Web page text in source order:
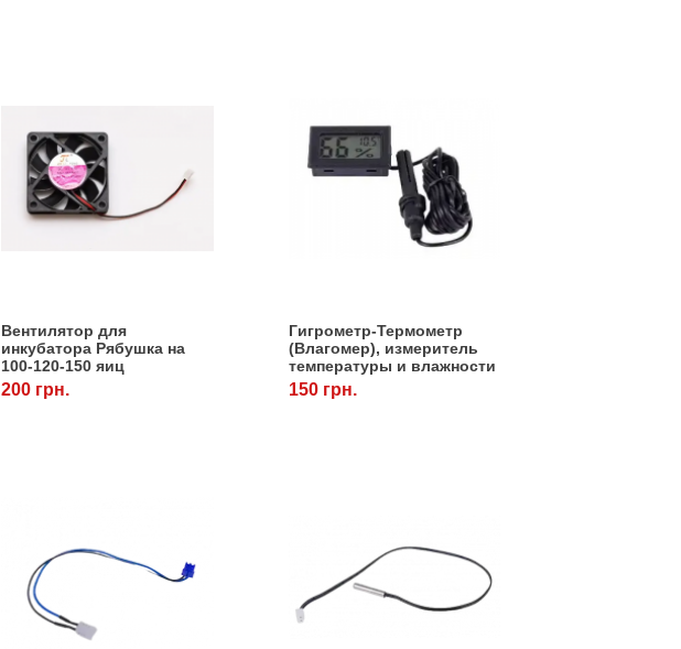
Вентилятор для
инкубатора Рябушка на
100-120-150 яиц
200 грн.
Гигрометр-Термометр
(Влагомер), измеритель
температуры и влажности
в инкубаторе.
150 грн.